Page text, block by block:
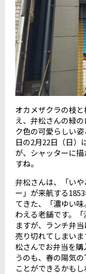
オカメザクラの枝
え、弁松さんの緑
ク色の可愛らしい
日の2月22日（日）
が、シャッターに
すね。
弁松さんは、「い
ー」が来航する1853
てきた、「濃ゆい
わえる老舗です。
ますが、ランチ弁
売り切れてしまい
松さんでお弁当を
うのも、春の陽気
ことができるかもし